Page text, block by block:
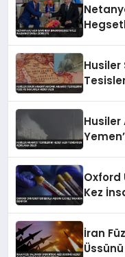
Husiler
Oxford
Kez
İran